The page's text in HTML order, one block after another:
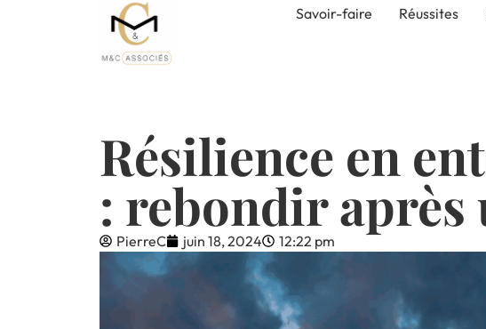
Savoir-faire Réussites
Résilience en
: rebondir après
PierreC juin 18, 2024 12:22 pm